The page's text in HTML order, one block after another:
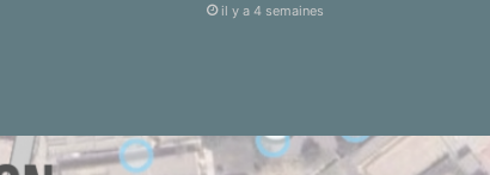
il y a 4 semaines